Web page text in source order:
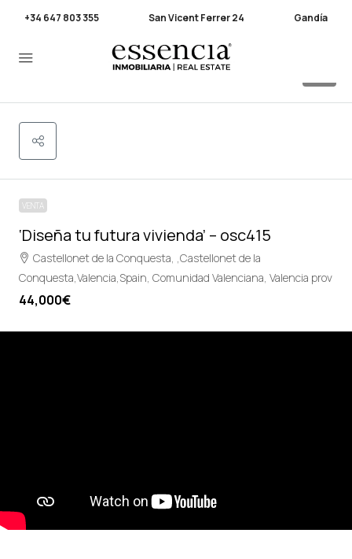
+34 647 803 355 San Vicent Ferrer 24 Gandía
VENTA
‘Diseña tu futura vivienda’ – osc415
Castellonet de la Conquesta, ,Castellonet de la
Conquesta,Valencia,Spain, Comunidad Valenciana, Valencia prov
44,000€